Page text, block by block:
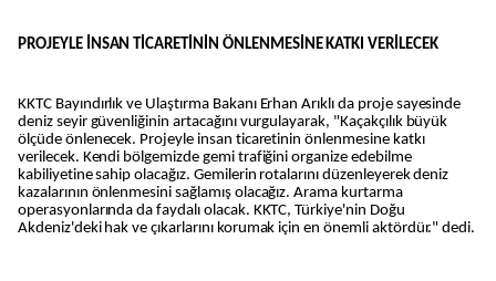
PROJEYLE İNSAN TİCARETİNİN ÖNLENMESİNE KATKI VERİLECEK
KKTC Bayındırlık ve Ulaştırma Bakanı Erhan Arıklı da proje sayesinde
deniz seyir güvenliğinin artacağını vurgulayarak, "Kaçakçılık büyük
ölçüde önlenecek. Projeyle insan ticaretinin önlenmesine katkı
verilecek. Kendi bölgemizde gemi trafiğini organize edebilme
kabiliyetine sahip olacağız. Gemilerin rotalarını düzenleyerek deniz
kazalarının önlenmesini sağlamış olacağız. Arama kurtarma
operasyonlarında da faydalı olacak. KKTC, Türkiye'nin Doğu
Akdeniz'deki hak ve çıkarlarını korumak için en önemli aktördür." dedi.